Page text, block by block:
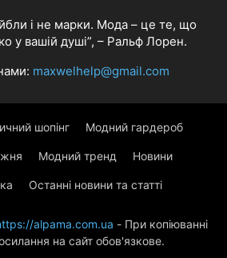
і не марки. Мода – це те, що
у вашій душі”, – Ральф Лорен.
maxwelhelp@gmail.com
шопінг Модний гардероб
Модний тренд Новини
Останні новини та статті
alpama.com.ua - При копіюванні
на сайт обов'язкове.